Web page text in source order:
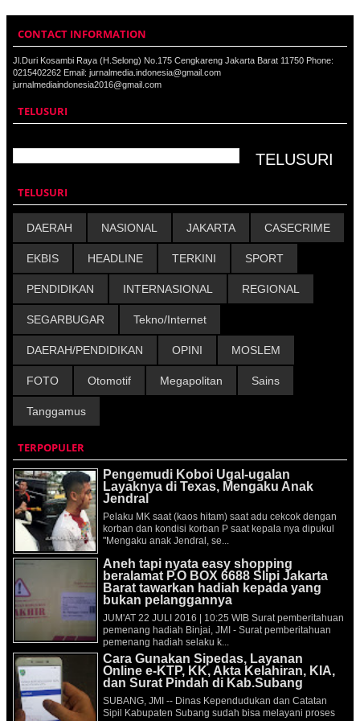
CONTACT INFORMATION
Jl.Duri Kosambi Raya (H.Selong) No.175 Cengkareng Jakarta Barat 11750 Phone:
0215402262 Email: jurnalmedia.indonesia@gmail.com
jurnalmediaindonesia2016@gmail.com
TELUSURI
TELUSURI
DAERAH NASIONAL JAKARTA CASECRIME
EKBIS HEADLINE TERKINI SPORT
PENDIDIKAN INTERNASIONAL REGIONAL
SEGARBUGAR Tekno/Internet
DAERAH/PENDIDIKAN OPINI MOSLEM
FOTO Otomotif Megapolitan Sains
Tanggamus
TERPOPULER
Pengemudi Koboi Ugal-ugalan
Layaknya di Texas, Mengaku Anak
Jendral
Pelaku MK saat (kaos hitam) saat adu cekcok dengan
korban dan kondisi korban P saat kepala nya dipukul
"Mengaku anak Jendral, se...
Aneh tapi nyata easy shopping
beralamat P.O BOX 6688 Slipi Jakarta
Barat tawarkan hadiah kepada yang
bukan pelanggannya
JUM'AT 22 JULI 2016 | 10:25 WIB Surat pemberitahuan
pemenang hadiah Binjai, JMI - Surat pemberitahuan
pemenang hadiah selaku k...
Cara Gunakan Sipedas, Layanan
Online e-KTP, KK, Akta Kelahiran, KIA,
dan Surat Pindah di Kab.Subang
SUBANG, JMI -- Dinas Kependudukan dan Catatan
Sipil Kabupaten Subang sudah bisa melayani proses